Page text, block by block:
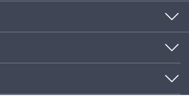
beim Hersteller abholen!